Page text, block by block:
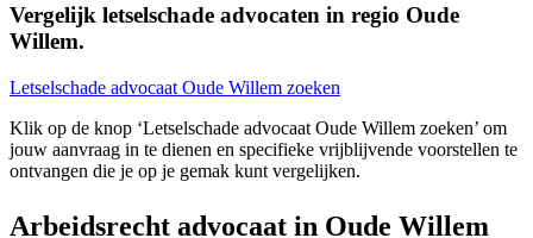
Vergelijk letselschade advocaten in regio Oude
Willem.
Letselschade advocaat Oude Willem zoeken
Klik op de knop ‘Letselschade advocaat Oude Willem zoeken’ om
jouw aanvraag in te dienen en specifieke vrijblijvende voorstellen te
ontvangen die je op je gemak kunt vergelijken.
Arbeidsrecht advocaat in Oude Willem